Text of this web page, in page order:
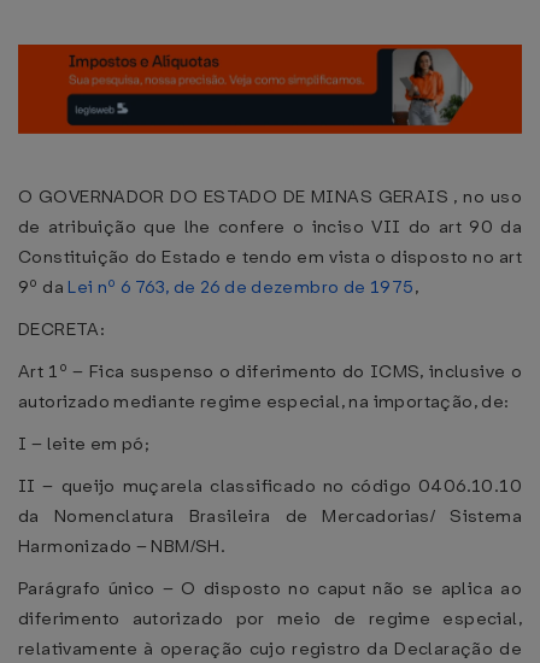
O GOVERNADOR DO ESTADO DE MINAS GERAIS , no uso
de atribuição que lhe confere o inciso VII do art 90 da
Constituição do Estado e tendo em vista o disposto no art
9º da Lei nº 6 763, de 26 de dezembro de 1975,
DECRETA:
Art 1º – Fica suspenso o diferimento do ICMS, inclusive o
autorizado mediante regime especial, na importação, de:
I – leite em pó;
II – queijo muçarela classificado no código 0406.10.10
da Nomenclatura Brasileira de Mercadorias/ Sistema
Harmonizado – NBM/SH.
Parágrafo único – O disposto no caput não se aplica ao
diferimento autorizado por meio de regime especial,
relativamente à operação cujo registro da Declaração de